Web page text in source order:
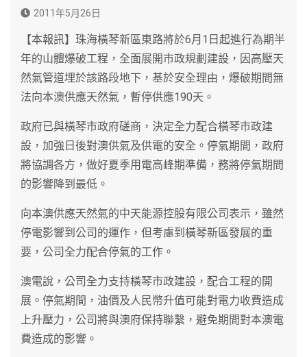
2011年5月26日
【本報訊】珠海橫琴新區東路將於6月1日起進行為期半
年的山體爆破工程，全面展開市政規劃建設，因高壓天
然氣管道埋於該路段地下，基於安全理由，爆破期間無
法向本澳供應天然氣，暫停供應190天。
政府已與橫琴市政府磋商，決定全力配合橫琴市政建
設，加強日後對澳供氣及供電的安全。停氣期間，政府
將協調各方，做好夏季用電高峰期準備，務將停氣期間
的影響降到最低。
向本澳供應天然氣的中天能源控股有限公司表示，雖然
停電影響到公司的運作，但考慮到橫琴新區發展的重
要，公司全力配合停氣的工作。
澳電說，公司全力支持橫琴市政建設，配合工程的開
展。停氣期間，油價及人民幣升值可能對電力收費造成
上升壓力，公司將與澳府保持聯繫，避免期間對本澳電
費造成的影響。